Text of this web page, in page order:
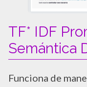
TF* IDF
Semántica
Funciona de